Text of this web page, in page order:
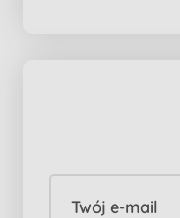
Twój e-mail